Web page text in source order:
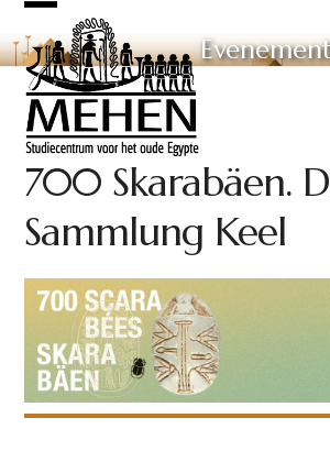
Skip
to
content
Open
mobile
menu
Close
mobile
menu
700 Skarabäen.
Sammlung Keel